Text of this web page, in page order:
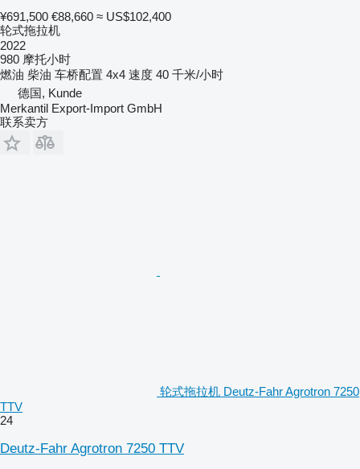
¥691,500 €88,660 ≈ US$102,400
轮式拖拉机
2022
980 摩托小时
燃油 柴油 车桥配置 4x4 速度 40 千米/小时
德国, Kunde
Merkantil Export-Import GmbH
联系卖方
轮式拖拉机 Deutz-Fahr Agrotron 7250
TTV
24
Deutz-Fahr Agrotron 7250 TTV